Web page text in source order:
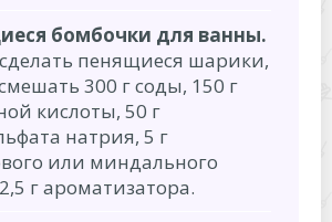
бомбочки для ванны.
пенящиеся шарики,
300 г соды, 150 г
кислоты, 50 г
натрия, 5 г
или миндального
г ароматизатора.